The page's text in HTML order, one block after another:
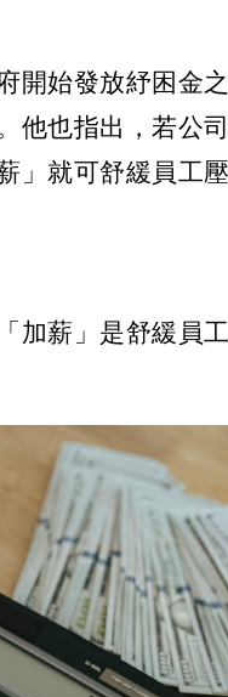
開始發放紓困金
他也指出，若公
」就可舒緩員工
加薪」是舒緩員